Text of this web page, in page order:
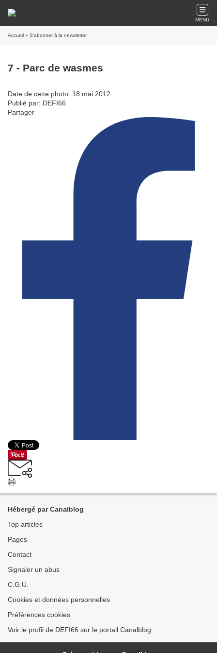
MENU
Accueil » S'abonner à la newsletter
7 - Parc de wasmes
Date de cette photo: 18 mai 2012
Publié par: DEFI66
Partager
Hébergé par Canalblog
Top articles
Pages
Contact
Signaler un abus
C.G.U.
Cookies et données personnelles
Préférences cookies
Voir le profil de DEFI66 sur le portail Canalblog